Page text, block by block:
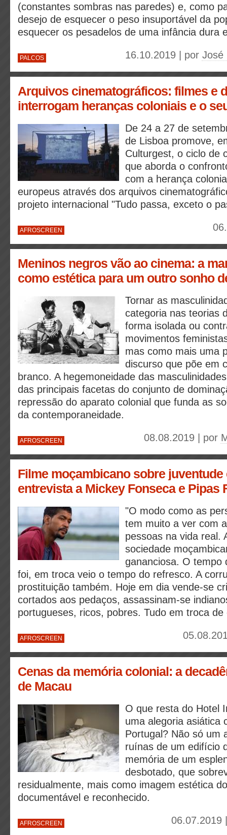
(constantes sombras nas paredes) e, como
desejo de esquecer o peso insuportável da
esquecer os pesadelos de uma infância dura
PALCOS 16.10.2019 | por José
Arquivos cinematográficos: filmes e
interrogam heranças coloniais e o
De 24 a 27 de
de Lisboa promove,
Culturgest, o ciclo de
que aborda o
com a herança
europeus através dos arquivos
projeto internacional "Tudo passa, exceto o
AFROSCREEN
Meninos negros vão ao cinema: a
como estética para um outro sonho
Tornar as
categoria nas teorias
forma isolada ou
movimentos
mas como mais uma
discurso que põe em
branco. A hegemoneidade das
das principais facetas do conjunto de
repressão do aparato colonial que funda as
da contemporaneidade.
AFROSCREEN 08.08.2019 | por
Filme moçambicano sobre juventude
entrevista a Mickey Fonseca e Pipas
"O modo como as
tem muito a ver com
pessoas na vida real.
sociedade
gananciosa. O tempo
foi, em troca veio o tempo do refresco. A
prostituição também. Hoje em dia vende-se
cortados aos pedaços, assassinam-se
portugueses, ricos, pobres. Tudo em troca de
AFROSCREEN
Cenas da memória colonial: a
de Macau
O que resta do Hotel
uma alegoria asiática
Portugal? Não só um
ruínas de um edifício
memória de um
desbotado, que
residualmente, mais como imagem estética
documentável e reconhecido.
AFROSCREEN 06.07.2019